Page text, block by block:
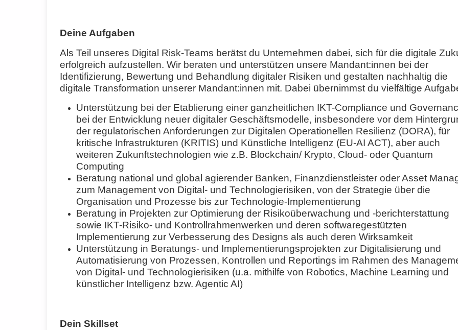
Deine Aufgaben
Als Teil unseres Digital Risk-Teams berätst du Unternehmen dabei, sich für die digitale
erfolgreich aufzustellen. Wir beraten und unterstützen unsere Mandant:innen bei der
Identifizierung, Bewertung und Behandlung digitaler Risiken und gestalten nachhaltig die
digitale Transformation unserer Mandant:innen mit. Dabei übernimmst du vielfältige
Unterstützung bei der Etablierung einer ganzheitlichen IKT-Compliance und
bei der Entwicklung neuer digitaler Geschäftsmodelle, insbesondere vor dem
der regulatorischen Anforderungen zur Digitalen Operationellen Resilienz (DORA), für
kritische Infrastrukturen (KRITIS) und Künstliche Intelligenz (EU-AI ACT), aber auch
weiteren Zukunftstechnologien wie z.B. Blockchain/ Krypto, Cloud- oder Quantum
Computing
Beratung national und global agierender Banken, Finanzdienstleister oder Asset
zum Management von Digital- und Technologierisiken, von der Strategie über die
Organisation und Prozesse bis zur Technologie-Implementierung
Beratung in Projekten zur Optimierung der Risikoüberwachung und -berichterstattung
sowie IKT-Risiko- und Kontrollrahmenwerken und deren softwaregestützten
Implementierung zur Verbesserung des Designs als auch deren Wirksamkeit
Unterstützung in Beratungs- und Implementierungsprojekten zur Digitalisierung und
Automatisierung von Prozessen, Kontrollen und Reportings im Rahmen des
von Digital- und Technologierisiken (u.a. mithilfe von Robotics, Machine Learning und
künstlicher Intelligenz bzw. Agentic AI)
Dein Skillset